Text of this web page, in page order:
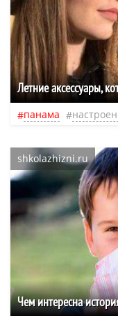
Летние аксессуары,
панама
shkolazhizni.ru
Чем интересна